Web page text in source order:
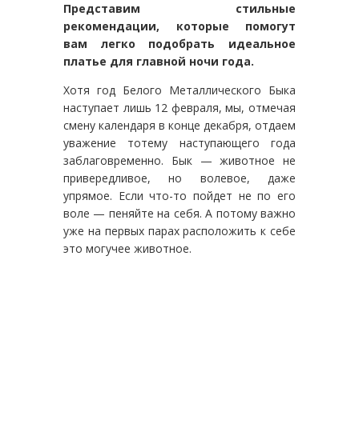
Представим стильные
рекомендации, которые помогут
вам легко подобрать идеальное
платье для главной ночи года.
Хотя год Белого Металлического Быка
наступает лишь 12 февраля, мы, отмечая
смену календаря в конце декабря, отдаем
уважение тотему наступающего года
заблаговременно. Бык — животное не
привередливое, но волевое, даже
упрямое. Если что-то пойдет не по его
воле — пеняйте на себя. А потому важно
уже на первых парах расположить к себе
это могучее животное.